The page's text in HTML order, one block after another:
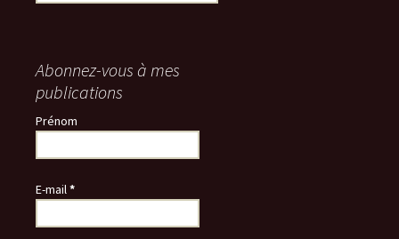
Abonnez-vous à mes
publications
Prénom
E-mail*